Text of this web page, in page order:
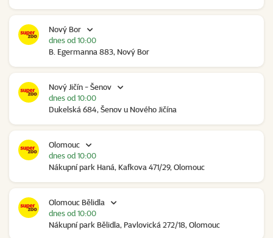
Nový Bor
B. Egermanna 883, Nový Bor
dnes od 10:00
Nový Jičín - Šenov
Dukelská 684, Šenov u Nového Jičína
dnes od 10:00
Olomouc
Nákupní park Haná, Kafkova 471/29, Olomouc
dnes od 10:00
Olomouc Bělidla
Nákupní park Bělidla, Pavlovická 272/18, Olomouc
dnes od 10:00